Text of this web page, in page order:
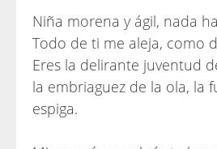
Niña morena y ágil, nada
Todo de ti me aleja, como
Eres la delirante juventud
la embriaguez de la ola, la
espiga.